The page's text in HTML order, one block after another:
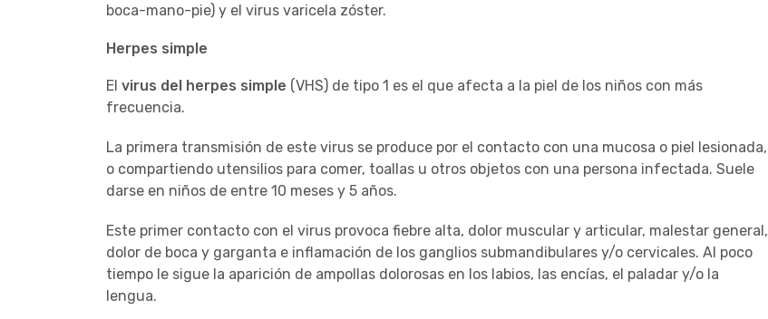
boca-mano-pie) y el virus varicela zóster.
Herpes simple
El virus del herpes simple (VHS) de tipo 1 es el que afecta a la piel de los niños con más
frecuencia.
La primera transmisión de este virus se produce por el contacto con una mucosa o piel lesionada,
o compartiendo utensilios para comer, toallas u otros objetos con una persona infectada. Suele
darse en niños de entre 10 meses y 5 años.
Este primer contacto con el virus provoca fiebre alta, dolor muscular y articular, malestar general,
dolor de boca y garganta e inflamación de los ganglios submandibulares y/o cervicales. Al poco
tiempo le sigue la aparición de ampollas dolorosas en los labios, las encías, el paladar y/o la
lengua.